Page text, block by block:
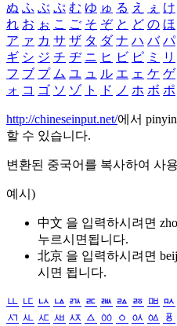
ぬ ふ ぶ ぷ む ゆ ゅ る え ぇ け
れ お ぉ こ ご そ ぞ と ど の ほ
ア ァ カ サ ザ タ ダ ナ ハ バ パ
ギ シ ジ チ ヂ ニ ヒ ビ ピ ミ リ
フ ブ プ ム ユ ュ ル エ ェ ケ ゲ
ォ コ ゴ ソ ゾ ト ド ノ ホ ボ ポ
http://chineseinput.net/에서
할 수 있습니다.
변환된 중국어를 복사하여 사
예시)
中文 을 입력하시려면
누르시면됩니다.
北京 을 입력하시려면
시면 됩니다.
ㅥ ㅦ ㅧ ㅨ ㅩ ㅪ ㅫ ㅬ ㅭ ㅮ ㅯ
ㅺ ㅻ ㅼ ㅽ ㅾ ㅿ ㆀ ㆁ ㆂ ㆃ ㆄ